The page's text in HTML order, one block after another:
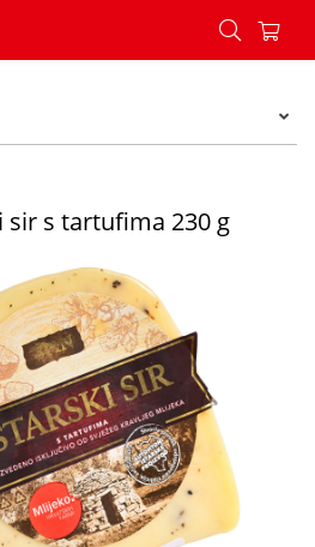
kravlji sir s tartufima 230 g -
sir s tartufima 230 g